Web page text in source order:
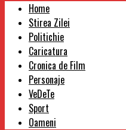
Home
Stirea Zilei
Politichie
Caricatura
Cronica de Film
Personaje
VeDeTe
Sport
Oameni